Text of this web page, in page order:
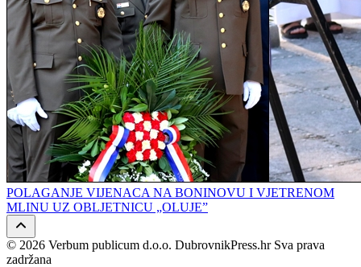
POLAGANJE VIJENACA NA BONINOVU I VJETRENOM
MLINU UZ OBLJETNICU „OLUJE”
© 2026 Verbum publicum d.o.o. DubrovnikPress.hr Sva prava
zadržana